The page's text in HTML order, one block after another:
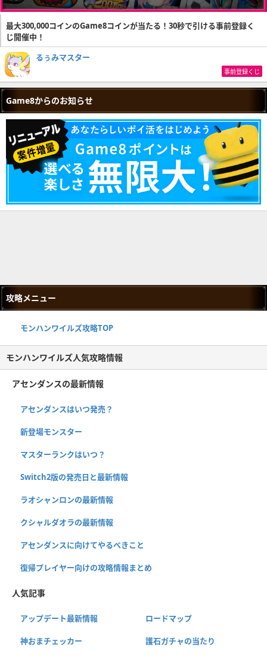
最大300,000コインのGame8コインが当たる！30秒で引ける事前登録く
じ開催中！
るぅみマスター
事前登録くじ
Game8からのお知らせ
攻略メニュー
モンハンワイルズ攻略TOP
モンハンワイルズ人気攻略情報
アセンダンスの最新情報
アセンダンスはいつ発売？
新登場モンスター
マスターランクはいつ？
Switch2版の発売日と最新情報
ラオシャンロンの最新情報
クシャルダオラの最新情報
アセンダンスに向けてやるべきこと
復帰プレイヤー向けの攻略情報まとめ
人気記事
アップデート最新情報 ロードマップ
神おまチェッカー 護石ガチャの当たり